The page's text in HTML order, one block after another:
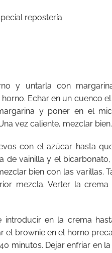
repostería
y untarla con
Echar en un cuenco
y poner en el
vez caliente, mezclar bien.
con el azúcar hasta
de vainilla y el
bien con las varillas.
mezcla. Verter la
introducir en la crema
el brownie en el horno
minutos. Dejar enfriar en